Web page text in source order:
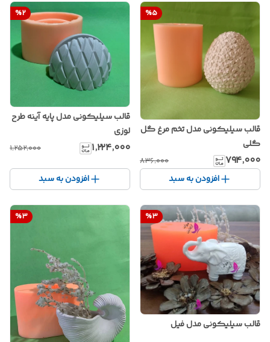
%5
قالب سیلیکونی مدل تخم مرغ گل
گلی
۷۹۴٬۰۰۰ ۸۳۶٬۰۰۰
افزودن به سبد
%2
قالب سیلیکونی مدل پایه آینه طرح
لوزی
۱٬۲۲۴٬۰۰۰ ۱٬۲۵۲٬۰۰۰
افزودن به سبد
%3
قالب سیلیکونی مدل فیل
%3